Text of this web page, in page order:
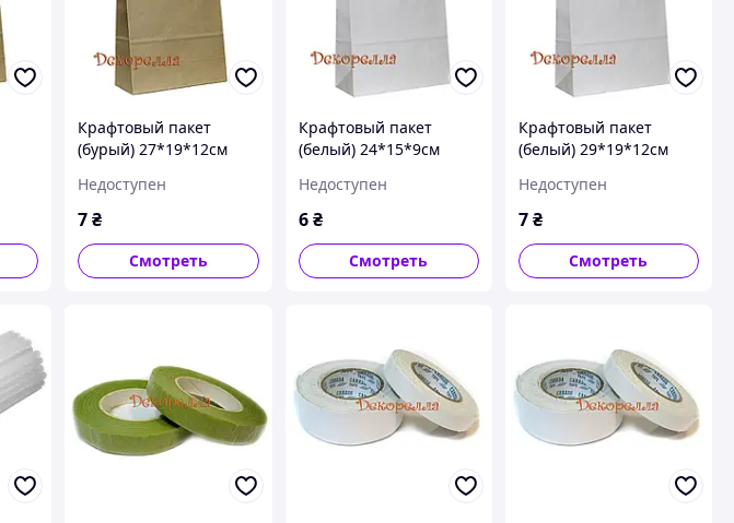
Крафтовый пакет
(бурый) 27*19*12см
Недоступен
7₴
Смотреть
Крафтовый пакет
(белый) 24*15*9см
Недоступен
6 ₴
Смотреть
Крафтовый пакет
(белый) 29*19*12см
Недоступен
7₴
Смотреть